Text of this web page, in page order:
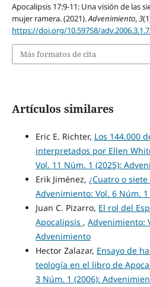
Apocalipsis 17:9-11: Una visión de las
mujer ramera. (2021).Advenimiento,3
https://doi.org/10.59758/
Más formatos de cita
Artículos similares
Eric E. Richter, Los 144.000
interpretados por Ellen
Vol. 11 Núm. 1 (2025):
Erik Jiménez, ¿Cuatro o
Advenimiento: Vol. 6 Núm.
Juan C. Pizarro, El rol del
Apocalipsis , Advenimiento:
Advenimiento
Hector Zalazar, Ensayo de
teología en el libro de
3 Núm. 1 (2006):